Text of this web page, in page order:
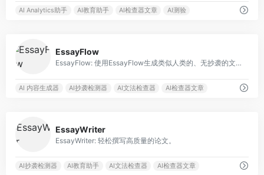
AI Analytics助手 AI教育助手 AI检查器文章 AI测验
EssayFlow
EssayFlow: 使用EssayFlow生成类似人类的、无抄袭的文章。
AI 内容生成器 AI抄袭检测器 AI文法检查器 AI检查器文章
EssayWriter
EssayWriter: 轻松撰写高质量的论文。
AI抄袭检测器 AI教育助手 AI文法检查器 AI检查器文章